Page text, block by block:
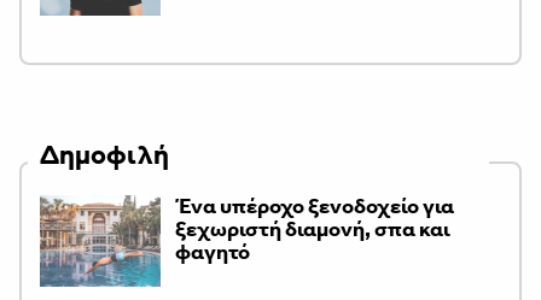
Δημοφιλή
Ένα υπέροχο ξενοδοχείο για
ξεχωριστή διαμονή, σπα και
φαγητό